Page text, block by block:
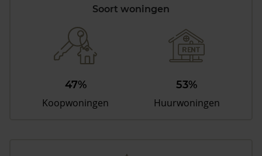
Soort woningen
47%
Koopwoningen
53%
Huurwoningen